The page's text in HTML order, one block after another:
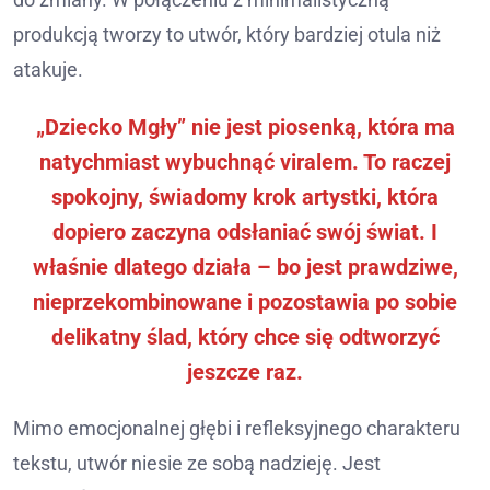
produkcją tworzy to utwór, który bardziej otula niż
atakuje.
„Dziecko Mgły” nie jest piosenką, która ma
natychmiast wybuchnąć viralem. To raczej
spokojny, świadomy krok artystki, która
dopiero zaczyna odsłaniać swój świat. I
właśnie dlatego działa – bo jest prawdziwe,
nieprzekombinowane i pozostawia po sobie
delikatny ślad, który chce się odtworzyć
jeszcze raz.
Mimo emocjonalnej głębi i refleksyjnego charakteru
tekstu, utwór niesie ze sobą nadzieję. Jest